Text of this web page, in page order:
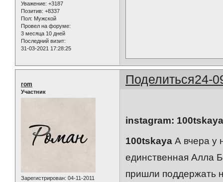
Уважение: +3187
Позитив: +8337
Пол: Мужской
Провел на форуме:
3 месяца 10 дней
Последний визит:
31-03-2021 17:28:25
Поделиться24-
rom
Участник
Зарегистрирован: 04-11-2011
instagram:
100tskaya А вчера у
единственная Алла
пришли поддержать